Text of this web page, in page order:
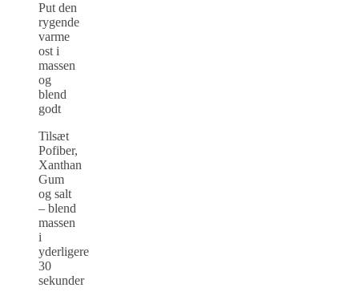
Put den
rygende
varme
ost i
massen
og
blend
godt
Tilsæt
Pofiber,
Xanthan
Gum
og salt
– blend
massen
i
yderligere
30
sekunder